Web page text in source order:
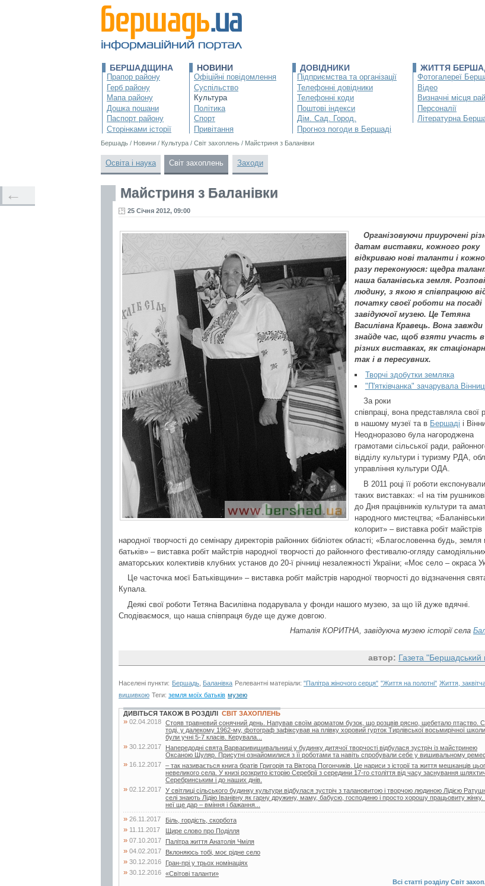
БЕРШАДЩИНА
Прапор району
Герб району
Мапа району
Дошка пошани
Паспорт району
Сторінками історії
НОВИНИ
Офіційні повідомлення
Суспільство
Культура
Політика
Спорт
Привітання
ДОВІДНИКИ
Підприємства та організації
Телефонні довідники
Телефонні коди
Поштові індекси
Дім. Сад. Город.
Прогноз погоди в Бершаді
ЖИТТЯ
Фотогалереї
Відео
Визначні місця
Персоналії
Літературна
Бершадь / Новини / Культура / Світ захоплень / Майстриня з Баланівки
Освіта і наука Світ захоплень Заходи
Майстриня з Баланівки
25 Січня 2012, 09:00
Організовуючи приурочені
датам виставки, кожного року
відкриваю нові таланти і
разу переконуюся: щедра
наша баланівська земля.
людину, з якою я співпрацюю
початку своєї роботи на посаді
завідуючої музею. Це Тетяна
Василівна Кравець. Вона завжди
знайде час, щоб взяти участь в
різних виставках, як
так і в пересувних.
Творчі здобутки земляка
"П'ятківчанка" зачарувала
За роки
співпраці, вона представляла свої
в нашому музеї та в Бершаді і
Неодноразово була нагороджена
грамотами сільської ради,
відділу культури і туризму РДА,
управління культури ОДА.
В 2011 році її роботи
таких виставках: «І на тім
до Дня працівників культури та
народного мистецтва;
колорит» – виставка робіт майстрів
народної творчості до семінару директорів районних бібліотек області; «Благословенна будь, земля
батьків» – виставка робіт майстрів народної творчості до районного фестивалю-огляду
аматорських колективів клубних установ до 20-ї річниці незалежності України; «Моє село – окраса
Це часточка моєї Батьківщини» – виставка робіт майстрів народної творчості до відзначення
Купала.
Деякі свої роботи Тетяна Василівна подарувала у фонди нашого музею, за що їй дуже вдячні.
Сподіваємося, що наша співпраця буде ще дуже довгою.
Наталія КОРИТНА, завідуюча музею історії села
автор: Газета "Бершадський
Населені пункти: Бершадь Баланівка Релевантні матеріали: "Палітра жіночого серця" "Життя на полотні" Життя,
вишивкою Теги: земля моїх батьків музею
←
ДИВІТЬСЯ ТАКОЖ В РОЗДІЛІ СВІТ ЗАХОПЛЕНЬ
» 02.04.2018 Стояв травневий сонячний день. Напував своїм ароматом бузок, що розцвів рясно, щебетало птаство.
тоді, у далекому 1962-му, фотограф зафіксував на плівку хоровий гурток Тирлівської восьмирічної
були учні 5-7 класів. Керувала...
» 30.12.2017
Напередодні свята Варваривишивальниці у будинку дитячої творчості відбулася зустріч із майстринею
Оксаною Шуляр. Присутні ознайомилися з її роботами та навіть спробували себе у вишивальному
» 16.12.2017 – так називається книга братів Григорія та Віктора Погончиків. Це нариси з історії та життя мешканців
невеликого села. У книзі розкрито історію Серебрії з середини 17-го століття від часу заснування
Серебринським і до наших днів.
» 02.12.2017 У світлиці сільського будинку культури відбулася зустріч з талановитою і творчою людиною Лідією
селі знають Лідію Іванівну як гарну дружину, маму, бабусю, господиню і просто хорошу працьовиту
неї ще дар – вміння і бажання...
» 26.11.2017 Біль, гордість, скорбота
» 11.11.2017 Щире слово про Поділля
» 07.10.2017 Палітра життя Анатолія Чміля
» 04.02.2017 Вклоняюсь тобі, моє рідне село
» 30.12.2016 Гран-прі у трьох номінаціях
» 30.12.2016 «Світові таланти»
Всі статті розділу Світ